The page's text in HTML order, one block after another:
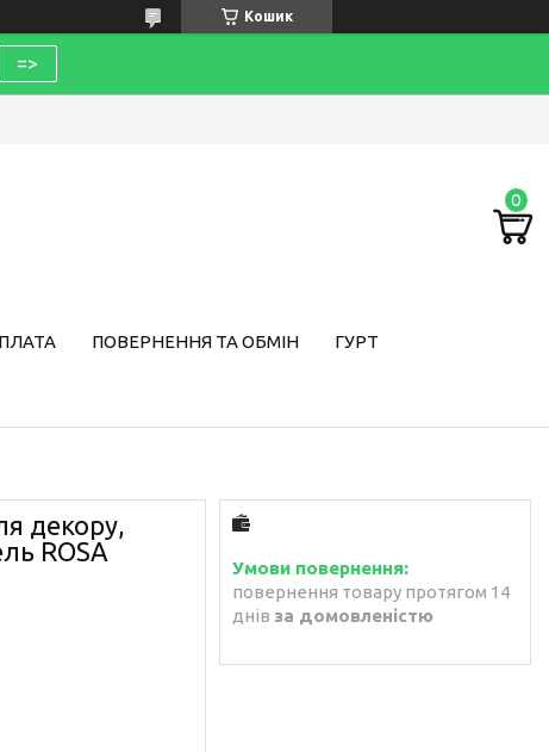
Кошик
=>
ПОВЕРНЕННЯ ТА ОБМІН ГУРТ
декору,
ROSA
повернення товару протягом 14
днів за домовленістю